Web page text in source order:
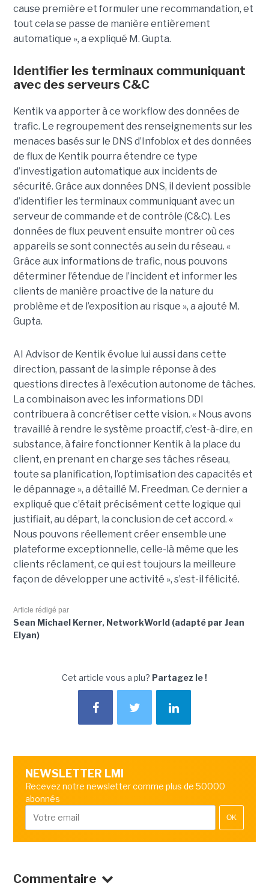
cause première et formuler une recommandation, et
tout cela se passe de manière entièrement
automatique », a expliqué M. Gupta.
Identifier les terminaux communiquant
avec des serveurs C&C
Kentik va apporter à ce workflow des données de
trafic. Le regroupement des renseignements sur les
menaces basés sur le DNS d’Infoblox et des données
de flux de Kentik pourra étendre ce type
d’investigation automatique aux incidents de
sécurité. Grâce aux données DNS, il devient possible
d’identifier les terminaux communiquant avec un
serveur de commande et de contrôle (C&C). Les
données de flux peuvent ensuite montrer où ces
appareils se sont connectés au sein du réseau. «
Grâce aux informations de trafic, nous pouvons
déterminer l’étendue de l’incident et informer les
clients de manière proactive de la nature du
problème et de l’exposition au risque », a ajouté M.
Gupta.
AI Advisor de Kentik évolue lui aussi dans cette
direction, passant de la simple réponse à des
questions directes à l’exécution autonome de tâches.
La combinaison avec les informations DDI
contribuera à concrétiser cette vision. « Nous avons
travaillé à rendre le système proactif, c’est-à-dire, en
substance, à faire fonctionner Kentik à la place du
client, en prenant en charge ses tâches réseau,
toute sa planification, l’optimisation des capacités et
le dépannage », a détaillé M. Freedman. Ce dernier a
expliqué que c’était précisément cette logique qui
justifiait, au départ, la conclusion de cet accord. «
Nous pouvons réellement créer ensemble une
plateforme exceptionnelle, celle-là même que les
clients réclament, ce qui est toujours la meilleure
façon de développer une activité », s’est-il félicité.
Article rédigé par
Sean Michael Kerner, NetworkWorld (adapté par Jean
Elyan)
Cet article vous a plu? Partagez le !
NEWSLETTER LMI
Recevez notre newsletter comme plus de 50000
abonnés
OK
Commentaire